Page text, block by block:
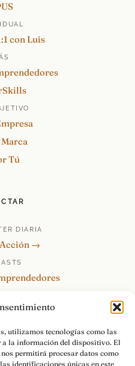
utilizamos tecnologías como las
la información del dispositivo. El
permitirá procesar datos como
identificaciones únicas en este
con Luis
Tú
DIARIA
Acción →
PowerSkills